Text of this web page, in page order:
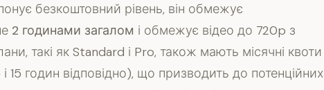
безкоштовний рівень, він обмежує
2 годинами загалом і обмежує відео до 720p з
такі як Standard і Pro, також мають місячні квоти
і 15 годин відповідно), що призводить до потенційних